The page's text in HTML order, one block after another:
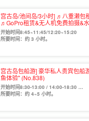
宫古岛/池间岛/3小时] ♬八重濑包
♬GoPro租赁&无人机免费拍摄&水
（No.782
开始时间8:45~11:45/12:20~15:20
所要时间：约 3 小时。
宫古岛包船游] 豪华私人贵宾包船
鱼体验" (No.838)
开始时间8:30-13:00 / 14:00-18:30
*根据航班情况，可在上述时间之外出航。
所要时间：约 4~5 小时。